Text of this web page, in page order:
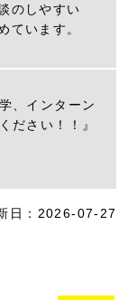
のしやすい
ています。
、インターン
ださい！！』
日：2026-07-27